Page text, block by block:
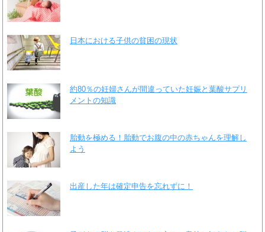
日本における子供の貧困の現状
約80％の妊婦さんが間違っていた妊娠と葉酸サプリ
メントの知識
胎動を極める！胎動でお腹の中の赤ちゃんを理解し
よう
出産した年は確定申告を忘れずに！